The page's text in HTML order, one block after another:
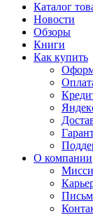
Каталог
Новости
Обзоры
Книги
Как купить
О компании